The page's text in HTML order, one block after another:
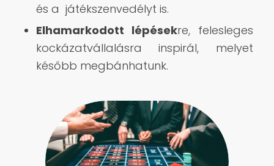
és a játékszenvedélyt is.
Elhamarkodott lépésekre, felesleges
kockázatvállalásra inspirál, melyet
később megbánhatunk.